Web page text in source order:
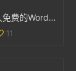
轻松搭建永久免费的WordPress网站全攻略与实用技巧
11